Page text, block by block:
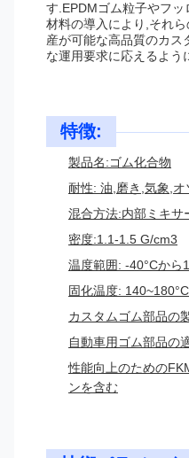
す.EPDMゴム粒子やフ
材料の導入により,それ
産が可能な高品質のカス
な運用要求に応えるよう
特徴:
製品名:ゴム化合物
耐性: 油,磨き,気象,オ
混合方法:内部ミキサ
密度:1.1-1.5 G/cm3
温度範囲: -40°Cから
固化温度: 140~180°C
カスタムゴム部品の
自動車用ゴム部品の
性能向上のための
ンを含む